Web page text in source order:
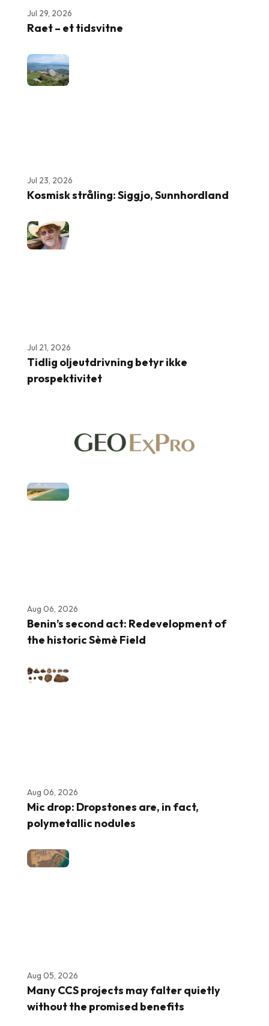
Jul 29, 2026
Raet – et tidsvitne
Jul 23, 2026
Kosmisk stråling: Siggjo, Sunnhordland
Jul 21, 2026
Tidlig oljeutdrivning betyr ikke
prospektivitet
Aug 06, 2026
Benin’s second act: Redevelopment of
the historic Sèmè Field
Aug 06, 2026
Mic drop: Dropstones are, in fact,
polymetallic nodules
Aug 05, 2026
Many CCS projects may falter quietly
without the promised benefits